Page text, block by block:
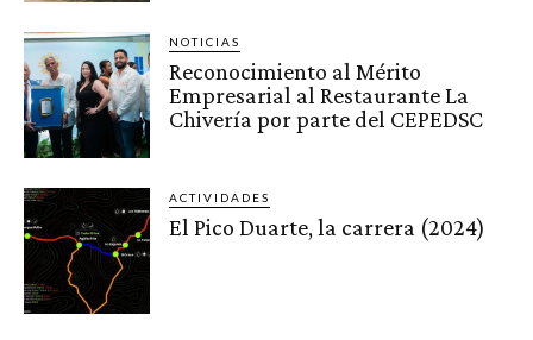
NOTICIAS
Reconocimiento al Mérito
Empresarial al Restaurante La
Chivería por parte del CEPEDSC
ACTIVIDADES
El Pico Duarte, la carrera (2024)